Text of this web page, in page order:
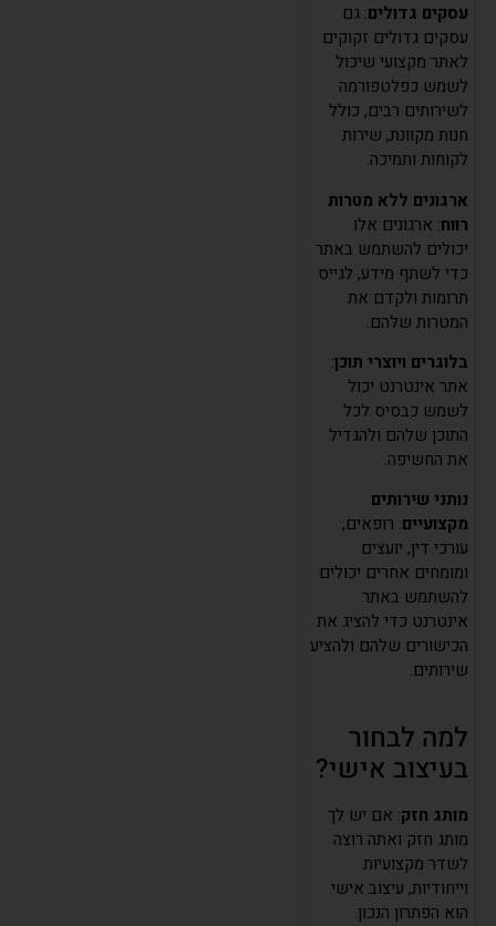
עסקים גדולים: גם
עסקים גדולים זקוקים
לאתר מקצועי שיכול
לשמש כפלטפורמה
לשירותים רבים, כולל
חנות מקוונת, שירות
לקוחות ותמיכה.
ארגונים ללא מטרות
רווח: ארגונים אלו
יכולים להשתמש באתר
כדי לשתף מידע, לגייס
תרומות ולקדם את
המטרות שלהם.
בלוגרים ויוצרי תוכן:
אתר אינטרנט יכול
לשמש כבסיס לכל
התוכן שלהם ולהגדיל
את החשיפה.
נותני שירותים
מקצועיים: רופאים,
עורכי דין, יועצים
ומומחים אחרים יכולים
להשתמש באתר
אינטרנט כדי להציג את
הכישורים שלהם ולהציע
שירותים.
למה לבחור
בעיצוב אישי?
מותג חזק: אם יש לך
מותג חזק ואתה רוצה
לשדר מקצועיות
וייחודיות, עיצוב אישי
הוא הפתרון הנכון.